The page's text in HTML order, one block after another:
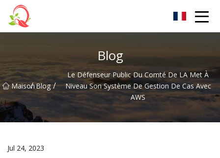
Blog
Maison
/ Blog /
Le Défenseur Public Du Comté De LA Met À
Niveau Son Système De Gestion De Cas Avec
AWS
Jul 24, 2023